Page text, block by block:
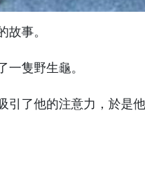
事。
隻野生龜。
引了他的注意力，於是